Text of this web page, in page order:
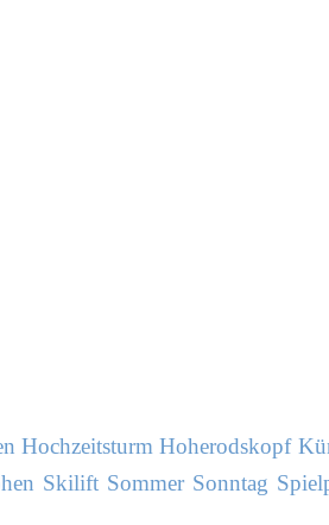
Hochzeitsturm Hoherodskopf
Skilift Sommer Sonntag